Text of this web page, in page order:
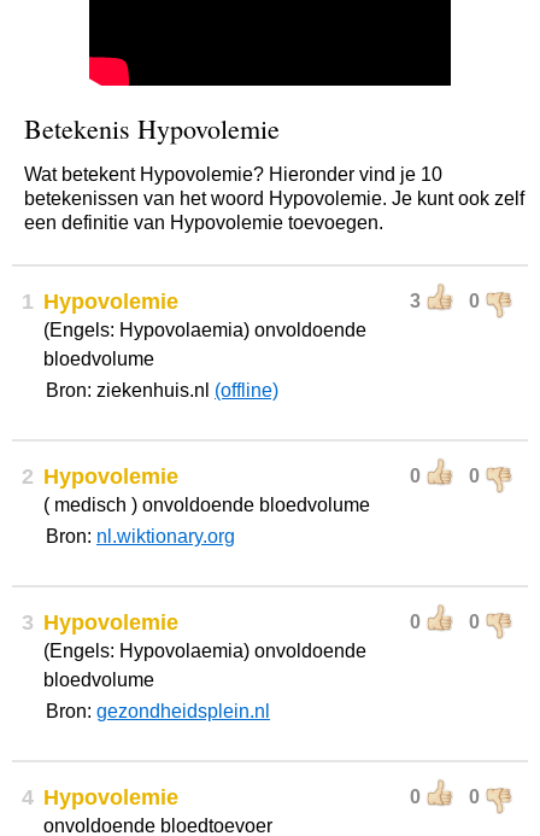
Betekenis Hypovolemie
Wat betekent Hypovolemie? Hieronder vind je 10
betekenissen van het woord Hypovolemie. Je kunt ook zelf
een definitie van Hypovolemie toevoegen.
1 3 0
Hypovolemie
(Engels: Hypovolaemia) onvoldoende
bloedvolume
Bron: ziekenhuis.nl (offline)
2 0 0
Hypovolemie
( medisch ) onvoldoende bloedvolume
Bron: nl.wiktionary.org
3 0 0
Hypovolemie
(Engels: Hypovolaemia) onvoldoende
bloedvolume
Bron: gezondheidsplein.nl
4 0 0
Hypovolemie
onvoldoende bloedtoevoer